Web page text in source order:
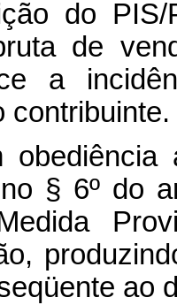
do
de
a
contribuinte.
obediência
§ 6º do
ao